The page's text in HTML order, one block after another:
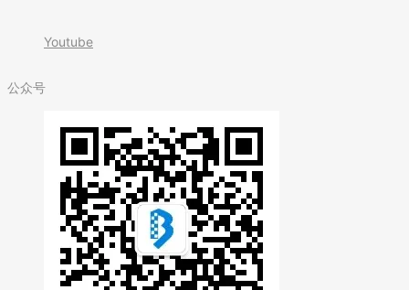
Youtube
公众号